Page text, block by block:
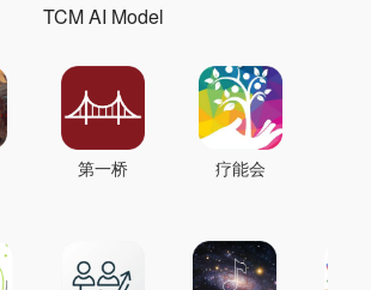
TCM AI Model
第一桥 疗能会